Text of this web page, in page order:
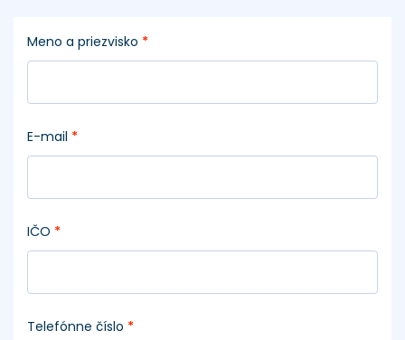
Meno a priezvisko *
E-mail *
IČO *
Telefónne číslo *